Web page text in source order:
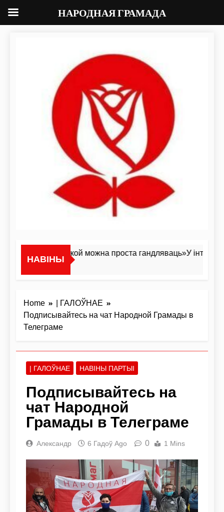
НАВІНЫ
«Я не жывёла, якой можна проста гандляваць»У
Home
| ГАЛОЎНАЕ
Подписывайтесь на чат Народной Грамады в
Телеграме
| ГАЛОЎНАЕ НАВІНЫ ПАРТЫІ
Подписывайтесь на
чат Народной
Грамады в Телеграме
Александр 6 Гадоў Ago 0 1 Mins
НАРОДНАЯ ГРАМАДА